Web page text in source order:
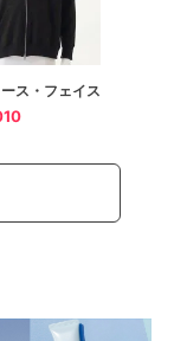
ス・フェイス